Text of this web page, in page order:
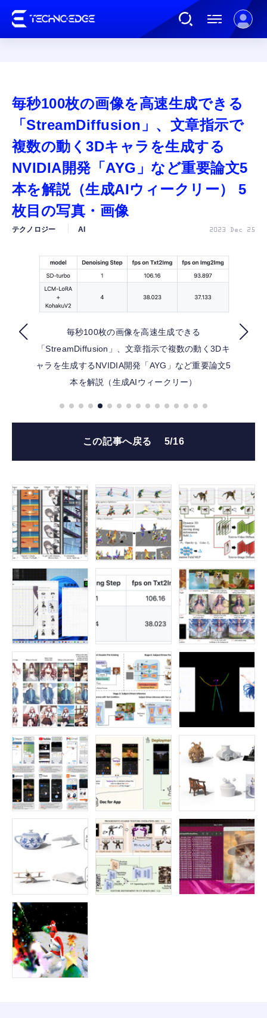
ガジェット
ゲーム
公式ストア
FOLLOW US
毎秒100枚の画像を高速生成できる
「StreamDiffusion」、文章指示で
複数の動く3Dキャラを生成する
NVIDIA開発「AYG」など重要論文5
本を解説（生成AIウィークリー） 5
枚目の写真・画像
テクノロジー AI 2023 Dec 25
毎秒100枚の画像を高速生成できる
「StreamDiffusion」、文章指示で複数の動く3Dキ
ャラを生成するNVIDIA開発「AYG」など重要論文5
本を解説（生成AIウィークリー）
この記事へ戻る 5/16